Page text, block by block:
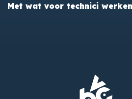
Met wat voor technici